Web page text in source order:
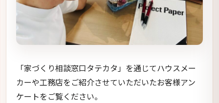
「家づくり相談窓口タテカタ」を通じてハウスメー
カーや工務店をご紹介させていただいたお客様アン
ケートをご覧ください。